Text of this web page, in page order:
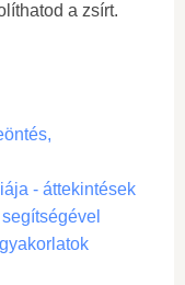
a zsírt.
- áttekintések